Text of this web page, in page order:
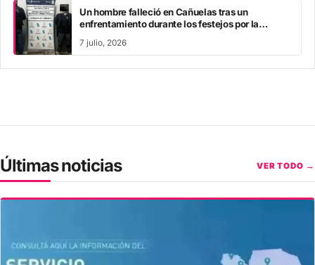
Un hombre falleció en Cañuelas tras un
enfrentamiento durante los festejos por la
7 julio, 2026
Últimas noticias VER TODO →